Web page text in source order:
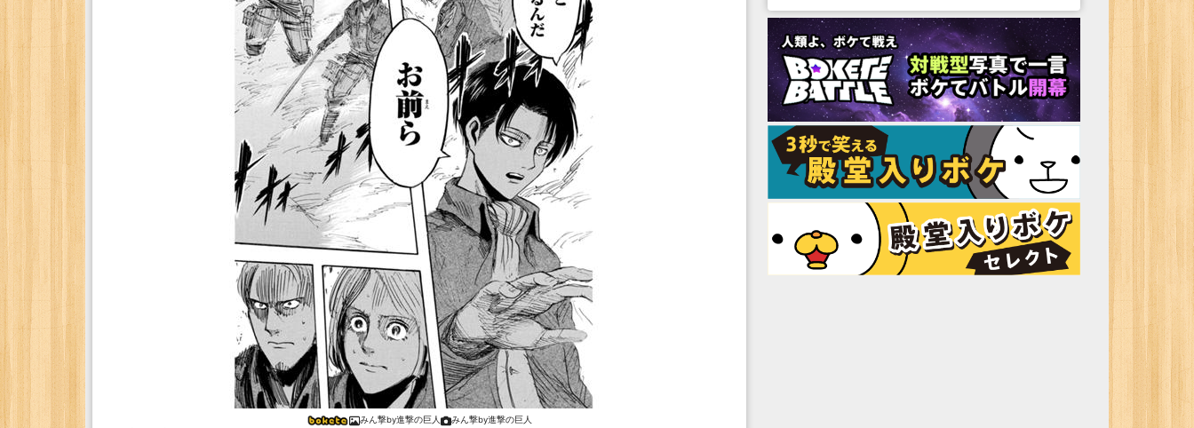
みん撃by進撃の巨人 みん撃by進撃の巨人